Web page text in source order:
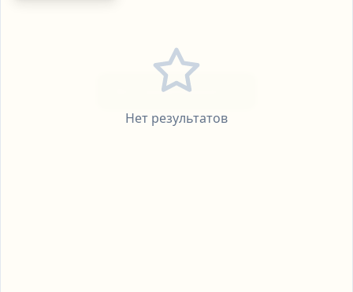
Все соревнования
Нет результатов